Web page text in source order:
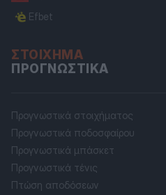
Efbet
ΣΤΟΊΧΗΜΑ
ΠΡΟΓΝΩΣΤΙΚΆ
Προγνωστικά στοιχήματος
Προγνωστικά ποδοσφαίρου
Προγνωστικά μπάσκετ
Προγνωστικά τένις
Πτώση αποδόσεων